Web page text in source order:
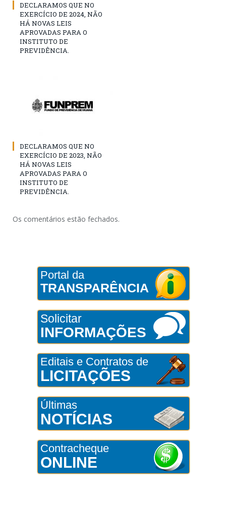
DECLARAMOS QUE NO
EXERCÍCIO DE 2024, NÃO
HÁ NOVAS LEIS
APROVADAS PARA O
INSTITUTO DE
PREVIDÊNCIA.
DECLARAMOS QUE NO
EXERCÍCIO DE 2023, NÃO
HÁ NOVAS LEIS
APROVADAS PARA O
INSTITUTO DE
PREVIDÊNCIA.
Os comentários estão fechados.
Portal da
TRANSPARÊNCIA
Solicitar
INFORMAÇÕES
Editais e Contratos de
LICITAÇÕES
Últimas
NOTÍCIAS
Contracheque
ONLINE